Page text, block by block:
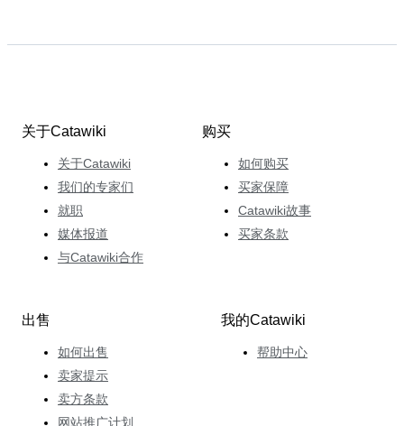
关于Catawiki
关于Catawiki
我们的专家们
就职
媒体报道
与Catawiki合作
购买
如何购买
买家保障
Catawiki故事
买家条款
出售
如何出售
卖家提示
卖方条款
网站推广计划
我的Catawiki
帮助中心